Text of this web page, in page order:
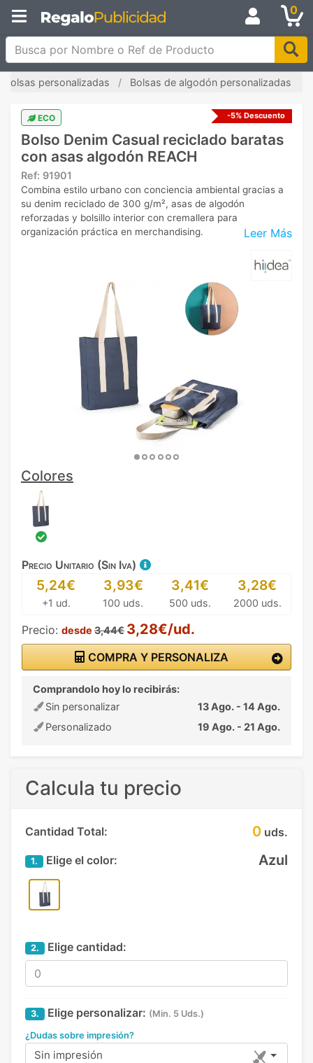
0
Busca por Nombre o Ref de Producto
Bolsas personalizadas Bolsas de algodón personalizadas
ECO -5% Descuento
Bolso Denim Casual reciclado baratas
con asas algodón REACH
Ref: 91901
Leer Más
Combina estilo urbano con conciencia ambiental gracias a
su denim reciclado de 300 g/m², asas de algodón
reforzadas y bolsillo interior con cremallera para
organización práctica en merchandising.
Colores
Precio Unitario (Sin Iva)
5,24€
+1 ud.
3,93€
100 uds.
3,41€
500 uds.
3,28€
2000 uds.
Precio: desde 3,44€ 3,28€/ud.
COMPRA Y PERSONALIZA
Comprandolo hoy lo recibirás:
Sin personalizar
13 Ago. - 14 Ago.
Personalizado
19 Ago. - 21 Ago.
Calcula tu precio
Cantidad Total: 0 uds.
1. Elige el color: Azul
2. Elige cantidad:
3. Elige personalizar: (Min. 5 Uds.)
¿Dudas sobre impresión?
Sin impresión